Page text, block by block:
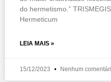
do hermetismo.”
Hermeticum
LEIA MAIS »
15/12/2023 Nenhum